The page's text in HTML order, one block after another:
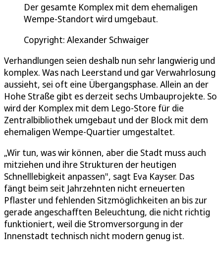
Der gesamte Komplex mit dem ehemaligen
Wempe-Standort wird umgebaut.
Copyright: Alexander Schwaiger
Verhandlungen seien deshalb nun sehr langwierig und
komplex. Was nach Leerstand und gar Verwahrlosung
aussieht, sei oft eine Übergangsphase. Allein an der
Hohe Straße gibt es derzeit sechs Umbauprojekte. So
wird der Komplex mit dem Lego-Store für die
Zentralbibliothek umgebaut und der Block mit dem
ehemaligen Wempe-Quartier umgestaltet.
„Wir tun, was wir können, aber die Stadt muss auch
mitziehen und ihre Strukturen der heutigen
Schnelllebigkeit anpassen", sagt Eva Kayser. Das
fängt beim seit Jahrzehnten nicht erneuerten
Pflaster und fehlenden Sitzmöglichkeiten an bis zur
gerade angeschafften Beleuchtung, die nicht richtig
funktioniert, weil die Stromversorgung in der
Innenstadt technisch nicht modern genug ist.